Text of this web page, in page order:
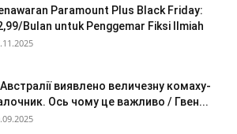
Paramount Plus Black Friday:
Bulan untuk Penggemar Fiksi Ilmiah
виявлено величезну комаху-
Ось чому це важливо / Гвен...